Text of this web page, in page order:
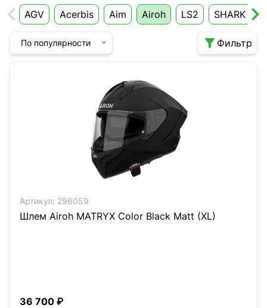
AGV Acerbis Aim Airoh LS2 SHARK
По популярности  Фильтр
Артикул: 296059
Шлем Airoh MATRYX Color Black Matt (XL)
36 700 ₽